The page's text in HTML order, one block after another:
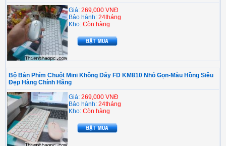
Giá: 269,000 VNĐ
Bảo hành: 24tháng
Kho: Còn hàng
Bộ Bàn Phím Chuột Mini Không Dây FD KM810 Nhỏ Gọn-Màu Hồng Siêu
Đẹp Hàng Chính Hãng
Giá: 269,000 VNĐ
Bảo hành: 24tháng
Kho: Còn hàng